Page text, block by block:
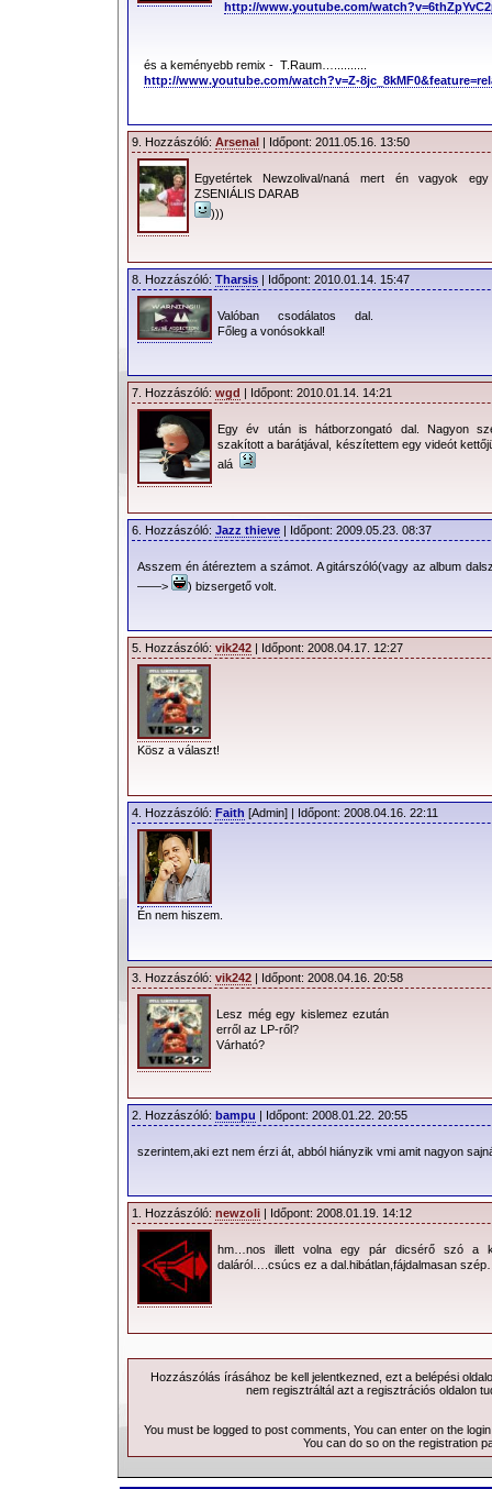
http://www.youtube.com/
és a keményebb remix - T.Raum…..........
http://www.youtube.com/watch?v=Z-
9. Hozzászóló: Arsenal | Időpont: 2011.05.16. 13:50
Egyetértek Newzolival/naná mert én vagyok
ZSENIÁLIS DARAB
)))
8. Hozzászóló: Tharsis | Időpont: 2010.01.14. 15:47
Valóban csodálatos dal.
Főleg a vonósokkal!
7. Hozzászóló: wgd | Időpont: 2010.01.14. 14:21
Egy év után is hátborzongató dal. Nagyon
szakított a barátjával, készítettem egy videót
alá
6. Hozzászóló: Jazz thieve | Időpont: 2009.05.23. 08:37
Asszem én átéreztem a számot. A gitárszóló(vagy az album
——>
) bizsergető volt.
5. Hozzászóló: vik242 | Időpont: 2008.04.17. 12:27
Kösz a választ!
4. Hozzászóló: Faith [Admin] | Időpont: 2008.04.16. 22:11
Én nem hiszem.
3. Hozzászóló: vik242 | Időpont: 2008.04.16. 20:58
Lesz még egy kislemez ezután
erről az LP-ről?
Várható?
2. Hozzászóló: bampu | Időpont: 2008.01.22. 20:55
szerintem,aki ezt nem érzi át, abból hiányzik vmi amit nagyon
1. Hozzászóló: newzoli | Időpont: 2008.01.19. 14:12
hm…nos illett volna egy pár dicsérő szó a
daláról….csúcs ez a dal.hibátlan,fájdalmasan
Hozzászólás írásához be kell jelentkezned, ezt a belépési
nem regisztráltál azt a regisztrációs oldalon
You must be logged to post comments, You can enter on the
You can do so on the registration